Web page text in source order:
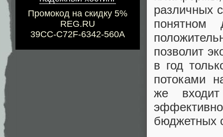
Промокод на скидку 5%
REG.RU
39CC-C72F-6342-560A
различных
позволит
в год
потоками
же
бюджетных